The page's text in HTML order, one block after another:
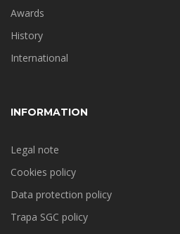
Awards
History
International
INFORMATION
Legal note
Cookies policy
Data protection policy
Trapa SGC policy